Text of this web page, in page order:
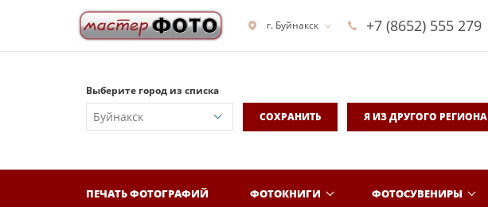
г. Буйнакск +7 (8652) 555 279
Выберите город из списка
СОХРАНИТЬ
Я ИЗ ДРУГОГО РЕГИОНА
ПЕЧАТЬ ФОТОГРАФИЙ ФОТОКНИГИ ФОТОСУВЕНИРЫ